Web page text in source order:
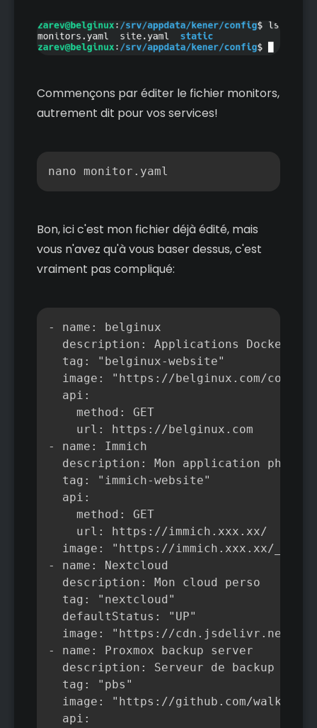
Commençons par éditer le fichier monitors,
autrement dit pour vos services!
nano monitor.yaml
Bon, ici c'est mon fichier déjà édité, mais
vous n'avez qu'à vous baser dessus, c'est
vraiment pas compliqué:
- name: belginux
  description: Applications Docker
  tag: "belginux-website"
image: "https://belginux.com/
  api:
    method: GET
    url: https://belginux.com
- name: Immich
description: Mon application photos
  tag: "immich-website"
  api:
    method: GET
    url: https://immich.xxx.xx/
image: "https://immich.xxx.xx/
- name: Nextcloud
  description: Mon cloud perso
  tag: "nextcloud"
  defaultStatus: "UP"
image: "https://cdn.jsdelivr.net/
- name: Proxmox backup server
  description: Serveur de backup
  tag: "pbs"
image: "https://github.com/
  api: